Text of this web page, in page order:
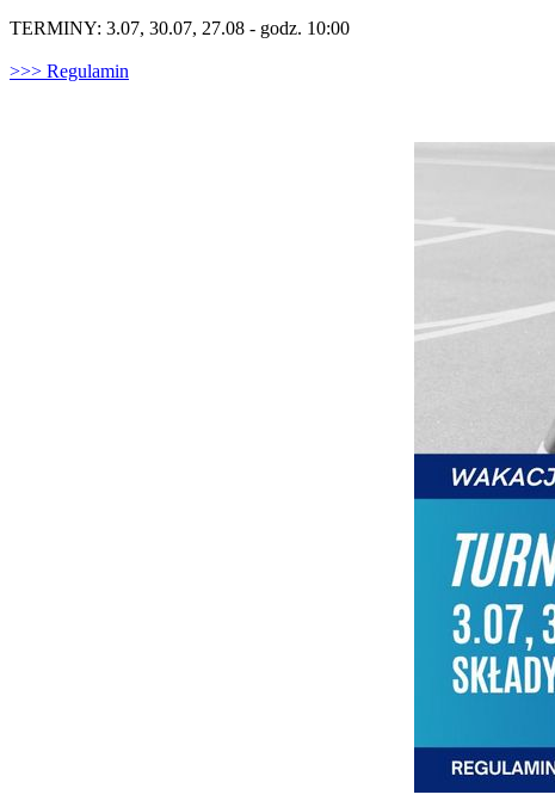
TERMINY: 3.07, 30.07, 27.08 - godz. 10:00
>>> Regulamin